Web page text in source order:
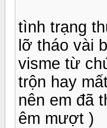
tình trạng
lỡ tháo vài
visme từ
trộn hay
nên em đã
êm mượt )